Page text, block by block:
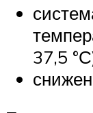
37,5